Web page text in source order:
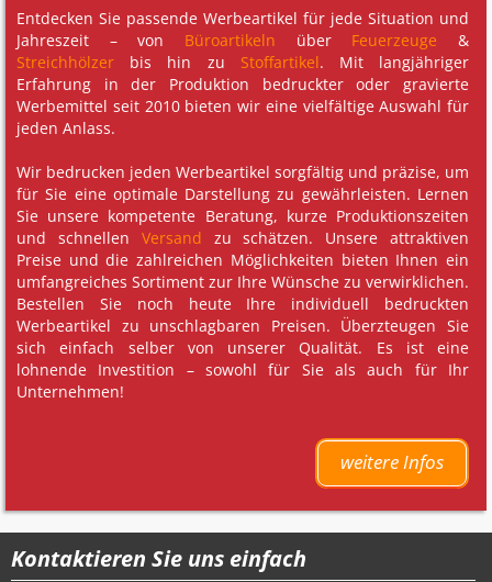
Entdecken Sie passende Werbeartikel für jede Situation und
Jahreszeit – von Büroartikeln über Feuerzeuge &
Streichhölzer bis hin zu Stoffartikel. Mit langjähriger
Erfahrung in der Produktion bedruckter oder gravierte
Werbemittel seit 2010 bieten wir eine vielfältige Auswahl für
jeden Anlass.
Wir bedrucken jeden Werbeartikel sorgfältig und präzise, um
für Sie eine optimale Darstellung zu gewährleisten. Lernen
Sie unsere kompetente Beratung, kurze Produktionszeiten
und schnellen Versand zu schätzen. Unsere attraktiven
Preise und die zahlreichen Möglichkeiten bieten Ihnen ein
umfangreiches Sortiment zur Ihre Wünsche zu verwirklichen.
Bestellen Sie noch heute Ihre individuell bedruckten
Werbeartikel zu unschlagbaren Preisen. Überzteugen Sie
sich einfach selber von unserer Qualität. Es ist eine
lohnende Investition – sowohl für Sie als auch für Ihr
Unternehmen!
weitere Infos
Kontaktieren Sie uns einfach